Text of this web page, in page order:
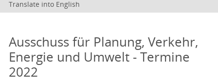
Translate into English
Ausschuss für Planung, Verkehr,
Energie und Umwelt - Termine
2022